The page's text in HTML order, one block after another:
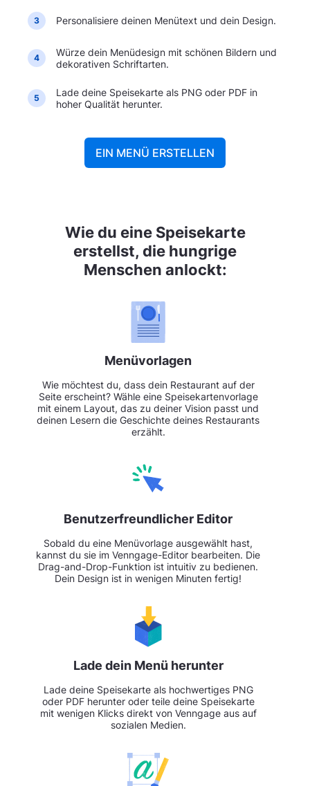
3 Personalisiere deinen Menütext und dein Design.
4
Würze dein Menüdesign mit schönen Bildern und
dekorativen Schriftarten.
5
Lade deine Speisekarte als PNG oder PDF in
hoher Qualität herunter.
EIN MENÜ ERSTELLEN
Wie du eine Speisekarte
erstellst, die hungrige
Menschen anlockt:
Menüvorlagen
Wie möchtest du, dass dein Restaurant auf der
Seite erscheint? Wähle eine Speisekartenvorlage
mit einem Layout, das zu deiner Vision passt und
deinen Lesern die Geschichte deines Restaurants
erzählt.
Benutzerfreundlicher Editor
Sobald du eine Menüvorlage ausgewählt hast,
kannst du sie im Venngage-Editor bearbeiten. Die
Drag-and-Drop-Funktion ist intuitiv zu bedienen.
Dein Design ist in wenigen Minuten fertig!
Lade dein Menü herunter
Lade deine Speisekarte als hochwertiges PNG
oder PDF herunter oder teile deine Speisekarte
mit wenigen Klicks direkt von Venngage aus auf
sozialen Medien.